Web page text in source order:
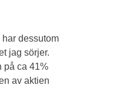
dessutom
jag sörjer.
på ca 41%
av aktien